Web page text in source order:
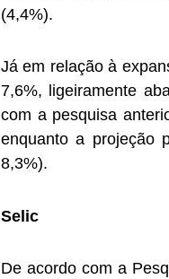
(4,4%).
Já em relação à
7,6%, ligeiramente
com a pesquisa
enquanto a projeção
8,3%).
Selic
De acordo com a